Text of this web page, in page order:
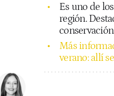
Es uno de
región.
Más
verano: allí